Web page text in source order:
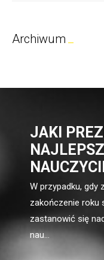
Archiwum
JAKI
W przypadku, gdy
zakończenie roku
zastanowić się
nau...